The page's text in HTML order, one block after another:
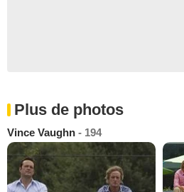
Plus de photos
Vince Vaughn - 194